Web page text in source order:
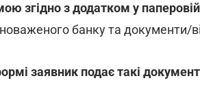
згідно з додатком у
банку та документи/
заявник подає такі